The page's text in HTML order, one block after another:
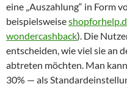
eine „Auszahlung“ in Form
beispielsweise
wondercashback). Die
entscheiden, wie viel sie an
abtreten möchten. Man
30% — als